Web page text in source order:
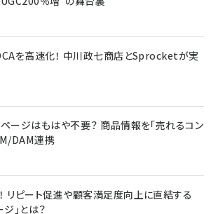
を高速化！ 中川政七商店とSprocketが実
ージはもはや不要？ 商品情報を「売れるコン
DAM連携
リピート促進や顧客満足度向上に直結する
」とは？